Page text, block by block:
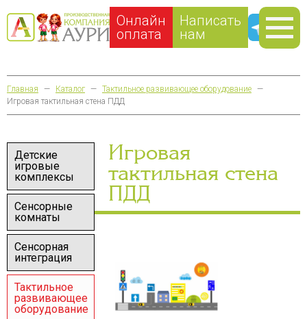
Онлайн
оплата
Написать
нам
Главная — Каталог — Тактильное развивающее оборудование —
Игровая тактильная стена ПДД
Детские
игровые
комплексы
Сенсорные
комнаты
Сенсорная
интеграция
Тактильное
развивающее
оборудование
Игровая
тактильная стена
ПДД